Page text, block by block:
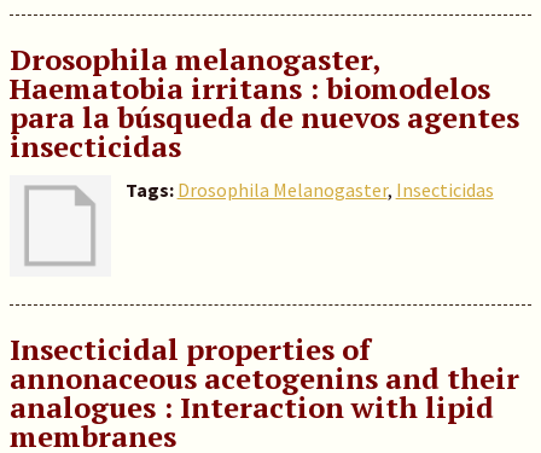
Drosophila melanogaster,
Haematobia irritans : biomodelos
para la búsqueda de nuevos agentes
insecticidas
Tags: Drosophila Melanogaster, Insecticidas
Insecticidal properties of
annonaceous acetogenins and their
analogues : Interaction with lipid
membranes